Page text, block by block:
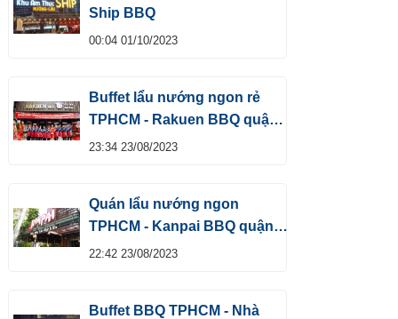
Ship BBQ
00:04 01/10/2023
Buffet lẩu nướng ngon rẻ
TPHCM - Rakuen BBQ quận
Tân Bình
23:34 23/08/2023
Quán lẩu nướng ngon
TPHCM - Kanpai BBQ quận
Tân Bình
22:42 23/08/2023
Buffet BBQ TPHCM - Nhà